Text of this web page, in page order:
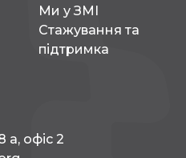
Ми у ЗМІ
Стажування та
підтримка
а, офіс 2